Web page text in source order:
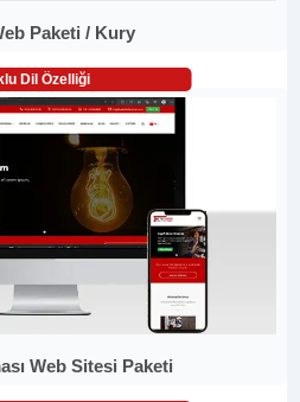
Paketi / Kury
Dil Özelliği
Web Sitesi Paketi